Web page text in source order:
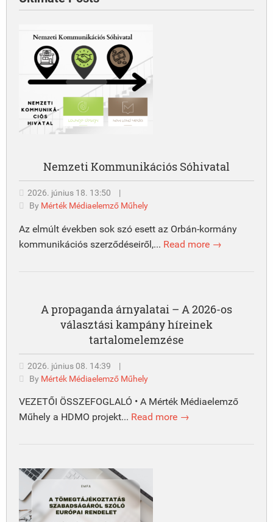
Nemzeti Kommunikációs Sóhivatal
2026. június 18. 13:50
|
By Mérték Médiaelemző Műhely
Az elmúlt években sok szó esett az Orbán-kormány
kommunikációs szerződéseiről,... Read more →
A propaganda árnyalatai – A 2026-os
választási kampány híreinek
tartalomelemzése
2026. június 08. 14:39
|
By Mérték Médiaelemző Műhely
VEZETŐI ÖSSZEFOGLALÓ • A Mérték Médiaelemző
Műhely a HDMO projekt... Read more →